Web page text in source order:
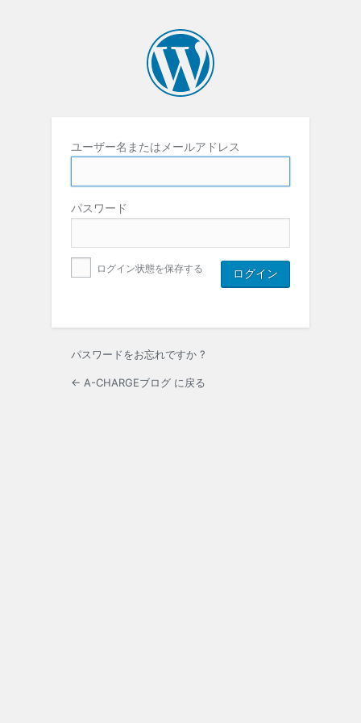
ユーザー名またはメールアドレス
パスワード
ログイン状態を保存する
パスワードをお忘れですか ?
← A-CHARGEブログ に戻る